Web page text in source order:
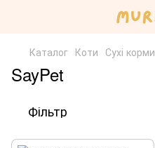
Каталог Коти Сухі корми
SayPet
Фільтр